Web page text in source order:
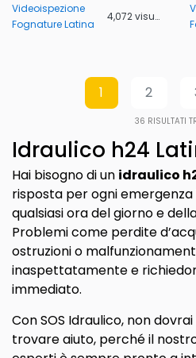
Videoispezione
Fognature Latina
4,072 visualizzazioni
1 2
36 RISULTATI
Idraulico h24
Hai bisogno di un idraulico
risposta per ogni
qualsiasi ora del giorno e
Problemi come perdite
ostruzioni o
inaspettatamente e
immediato.
Con SOS Idraulico, non
trovare aiuto, perché il